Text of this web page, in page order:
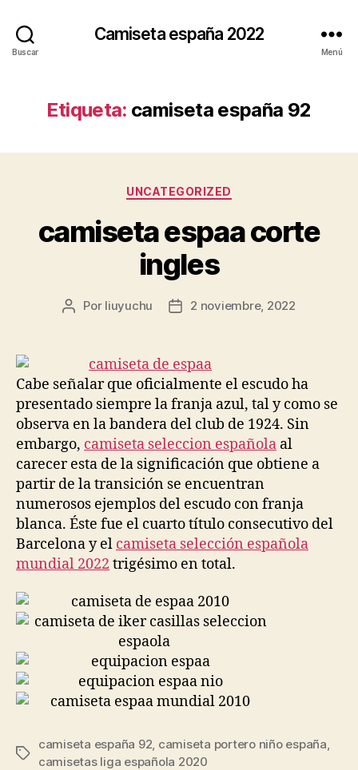
Buscar
Camiseta españa 2022
Menú
Etiqueta: camiseta españa 92
Categorías
UNCATEGORIZED
camiseta espaa corte
ingles
Autor
entrada
Por liuyuchu
Fecha
entrada
2 noviembre, 2022
Cabe señalar que oficialmente el escudo ha
presentado siempre la franja azul, tal y como se
observa en la bandera del club de 1924. Sin
embargo, camiseta seleccion española al
carecer esta de la significación que obtiene a
partir de la transición se encuentran
numerosos ejemplos del escudo con franja
blanca. Éste fue el cuarto título consecutivo del
Barcelona y el camiseta selección española
mundial 2022 trigésimo en total.
Etiquetas
camiseta españa 92, camiseta portero niño españa,
camisetas liga española 2020